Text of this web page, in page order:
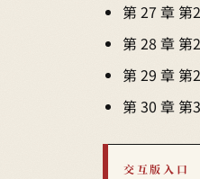
第 27 章 第
第 28 章 第
第 29 章 第
第 30 章 第
交互版入口